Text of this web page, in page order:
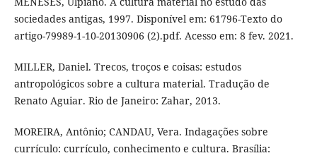
sociedades antigas, 1997. Disponível em: 61796-Texto do
artigo-79989-1-10-20130906 (2).pdf. Acesso em: 8 fev. 2021.
MILLER, Daniel. Trecos, troços e coisas: estudos
antropológicos sobre a cultura material. Tradução de
Renato Aguiar. Rio de Janeiro: Zahar, 2013.
MOREIRA, Antônio; CANDAU, Vera. Indagações sobre
currículo: currículo, conhecimento e cultura. Brasília: